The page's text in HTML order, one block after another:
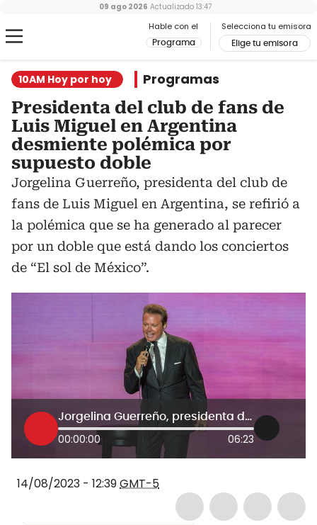
Hable con el
Programa
Selecciona tu emisora
Elige tu emisora
09 ago 2026 Actualizado 13:47
10AM Hoy por hoy Programas
Presidenta del club de fans de
Luis Miguel en Argentina
desmiente polémica por
supuesto doble
Jorgelina Guerreño, presidenta del club de
fans de Luis Miguel en Argentina, se refirió a
la polémica que se ha generado al parecer
por un doble que está dando los conciertos
de “El sol de México”.
Jorgelina Guerreño, presidenta del club de fans de Luis Miguel
00:00:00 06:23
14/08/2023 - 12:39GMT-5